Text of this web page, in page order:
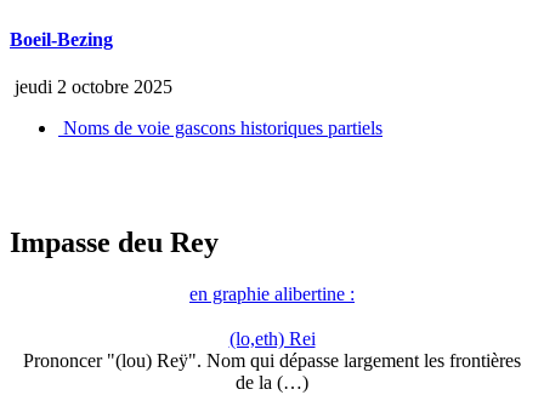
Boeil-Bezing
jeudi 2 octobre 2025
Noms de voie gascons historiques partiels
Impasse deu Rey
en graphie alibertine :
(lo,eth) Rei
Prononcer "(lou) Reÿ". Nom qui dépasse largement les frontières
de la (…)